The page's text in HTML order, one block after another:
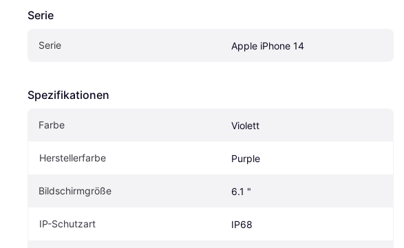
Serie
Serie Apple iPhone 14
Spezifikationen
Farbe Violett
Herstellerfarbe Purple
Bildschirmgröße 6.1 "
IP-Schutzart IP68